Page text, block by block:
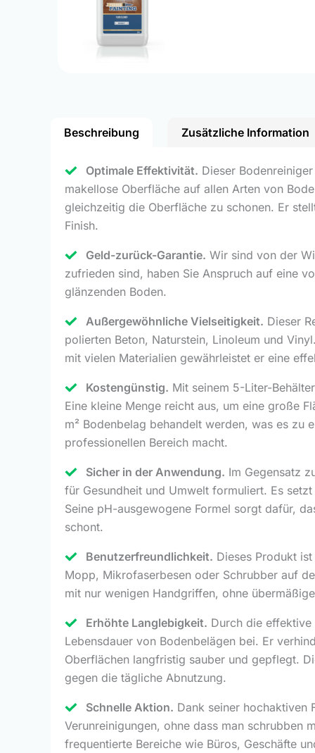
Beschreibung Zusätzliche Information
Optimale Effektivität. Dieser
makellose Oberfläche auf allen Arten von
gleichzeitig die Oberfläche zu schonen. Er
Finish.
Geld-zurück-Garantie. Wir sind von der
zufrieden sind, haben Sie Anspruch auf eine
glänzenden Boden.
Außergewöhnliche Vielseitigkeit. Dieser
polierten Beton, Naturstein, Linoleum und
mit vielen Materialien gewährleistet er eine
Kostengünstig. Mit seinem 5-Liter-
Eine kleine Menge reicht aus, um eine große
m² Bodenbelag behandelt werden, was es
professionellen Bereich macht.
Sicher in der Anwendung. Im Gegensatz
für Gesundheit und Umwelt formuliert. Es
Seine pH-ausgewogene Formel sorgt dafür,
schont.
Benutzerfreundlichkeit. Dieses Produkt
Mopp, Mikrofaserbesen oder Schrubber auf
mit nur wenigen Handgriffen, ohne
Erhöhte Langlebigkeit. Durch die effektive
Lebensdauer von Bodenbelägen bei. Er
Oberflächen langfristig sauber und gepflegt.
gegen die tägliche Abnutzung.
Schnelle Aktion. Dank seiner hochaktiven
Verunreinigungen, ohne dass man
frequentierte Bereiche wie Büros, Geschäfte